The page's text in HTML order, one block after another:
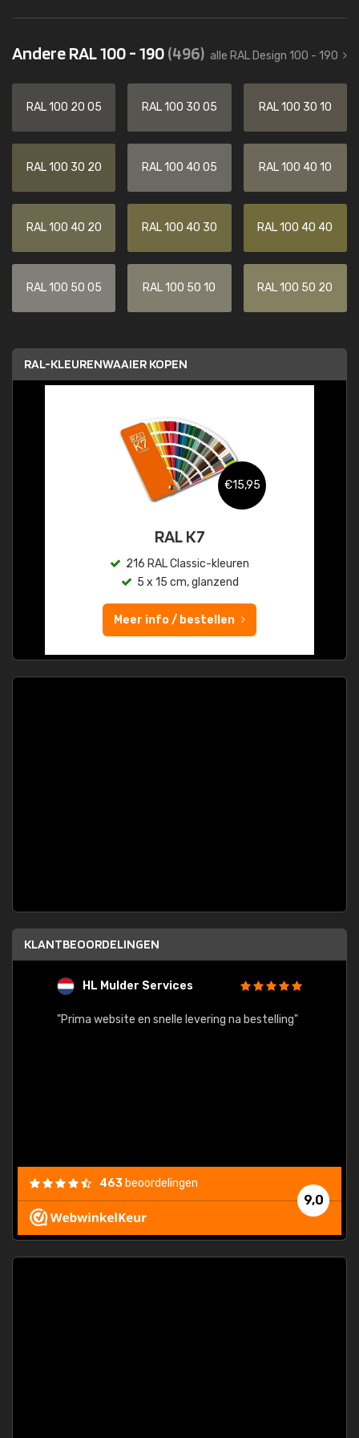
Andere RAL 100 - 190(496) alle RAL Design 100 - 190
RAL 100 20 05 RAL 100 30 05 RAL 100 30 10
RAL 100 30 20 RAL 100 40 05 RAL 100 40 10
RAL 100 40 20 RAL 100 40 30 RAL 100 40 40
RAL 100 50 05 RAL 100 50 10 RAL 100 50 20
RAL-KLEURENWAAIER KOPEN
€15,95
RAL K7
216 RAL Classic-kleuren
5 x 15 cm, glanzend
Meer info / bestellen
KLANTBEOORDELINGEN
HL Mulder Services
"Prima website en snelle levering na bestelling"
9,0
463 beoordelingen